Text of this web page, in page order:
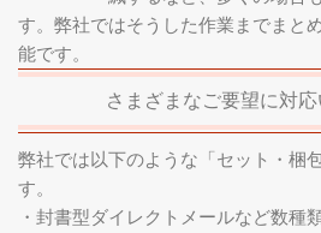
す。弊社ではそうした作業までまと
能です。
さまざまなご要望に対応
弊社では以下のような「セット・梱
す。
・封書型ダイレクトメールなど数種